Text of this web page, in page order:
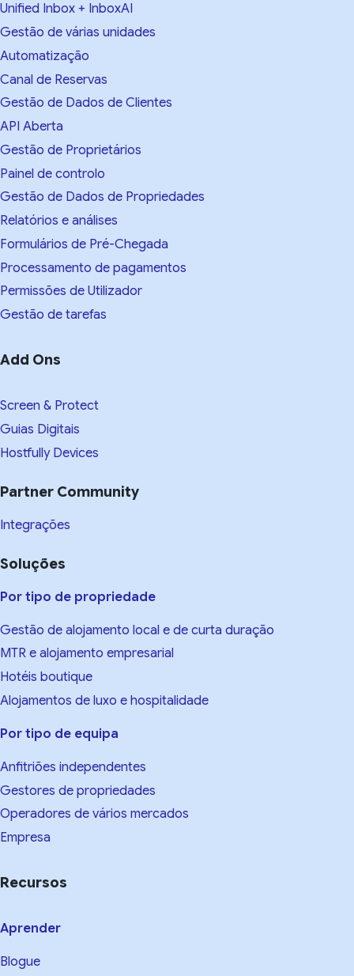
Unified Inbox + InboxAI
Gestão de várias unidades
Automatização
Canal de Reservas
Gestão de Dados de Clientes
API Aberta
Gestão de Proprietários
Painel de controlo
Gestão de Dados de Propriedades
Relatórios e análises
Formulários de Pré-Chegada
Processamento de pagamentos
Permissões de Utilizador
Gestão de tarefas
Add Ons
Screen & Protect
Guias Digitais
Hostfully Devices
Partner Community
Integrações
Soluções
Por tipo de propriedade
Gestão de alojamento local e de curta duração
MTR e alojamento empresarial
Hotéis boutique
Alojamentos de luxo e hospitalidade
Por tipo de equipa
Anfitriões independentes
Gestores de propriedades
Operadores de vários mercados
Empresa
Recursos
Aprender
Blogue